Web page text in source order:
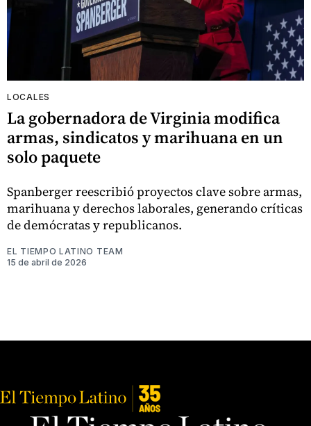
LOCALES
La gobernadora de Virginia modifica
armas, sindicatos y marihuana en un
solo paquete
Spanberger reescribió proyectos clave sobre armas,
marihuana y derechos laborales, generando críticas
de demócratas y republicanos.
EL TIEMPO LATINO TEAM
15 de abril de 2026